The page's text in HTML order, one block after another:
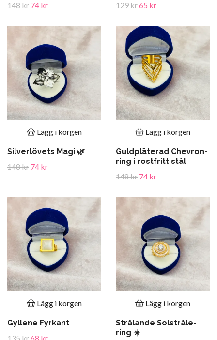
148 kr 74 kr
129 kr65 kr
Lägg i korgen
Silverlövets Magi 🌿
148 kr 74 kr
Lägg i korgen
Guldpläterad Chevron-
ring i rostfritt stål
148 kr 74 kr
Lägg i korgen
Gyllene Fyrkant
135 kr68 kr
Lägg i korgen
Strålande Solstråle-
ring ☀️